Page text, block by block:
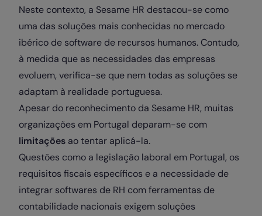
Neste contexto, a Sesame HR destacou-se como
uma das soluções mais conhecidas no mercado
ibérico de software de recursos humanos. Contudo,
à medida que as necessidades das empresas
evoluem, verifica-se que nem todas as soluções se
adaptam à realidade portuguesa.
Apesar do reconhecimento da Sesame HR, muitas
organizações em Portugal deparam-se com
limitações ao tentar aplicá-la.
Questões como a legislação laboral em Portugal, os
requisitos fiscais específicos e a necessidade de
integrar softwares de RH com ferramentas de
contabilidade nacionais exigem soluções